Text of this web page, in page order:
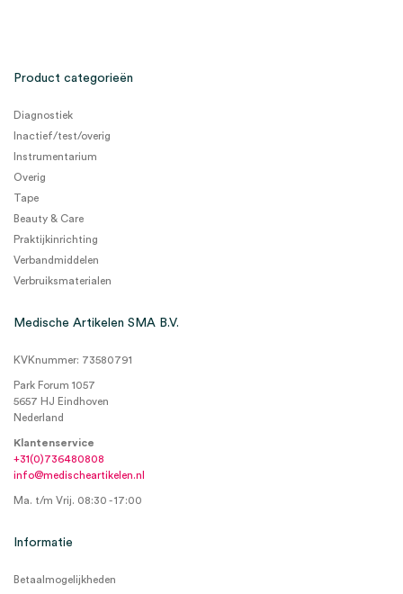
Product categorieën
Diagnostiek
Inactief/test/overig
Instrumentarium
Overig
Tape
Beauty & Care
Praktijkinrichting
Verbandmiddelen
Verbruiksmaterialen
Medische Artikelen SMA B.V.
KVKnummer: 73580791
Park Forum 1057
5657 HJ Eindhoven
Nederland
Klantenservice
+31(0)736480808
info@medischeartikelen.nl
Ma. t/m Vrij. 08:30 - 17:00
Informatie
Betaalmogelijkheden